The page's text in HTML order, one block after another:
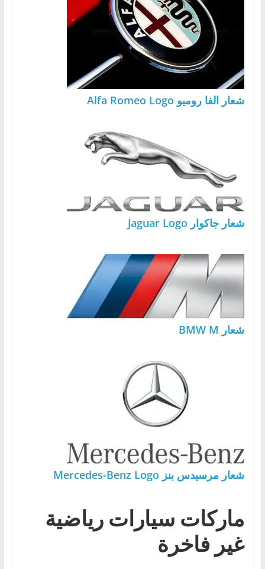
شعار الفا روميو Alfa Romeo Logo
شعار جاكوار Jaguar Logo
شعار BMW M
شعار مرسيدس بنز Mercedes-Benz Logo
ماركات سيارات رياضية
غير فاخرة